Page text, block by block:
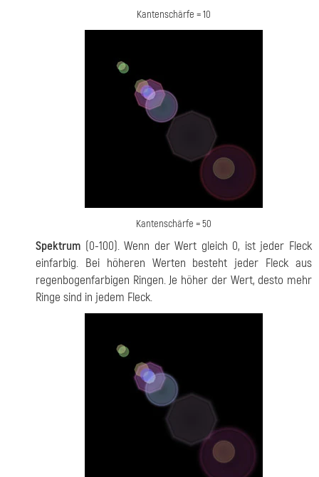
Kantenschärfe = 10
Kantenschärfe = 50
Spektrum (0-100). Wenn der Wert gleich 0, ist jeder Fleck
einfarbig. Bei höheren Werten besteht jeder Fleck aus
regenbogenfarbigen Ringen. Je höher der Wert, desto mehr
Ringe sind in jedem Fleck.